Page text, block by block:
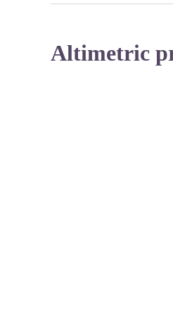
Altimetric